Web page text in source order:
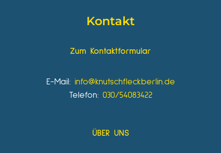
Kontakt
Zum Kontaktformular
E-Mail: info@knutschfleckberlin.de
Telefon: 030/54083422
ÜBER UNS